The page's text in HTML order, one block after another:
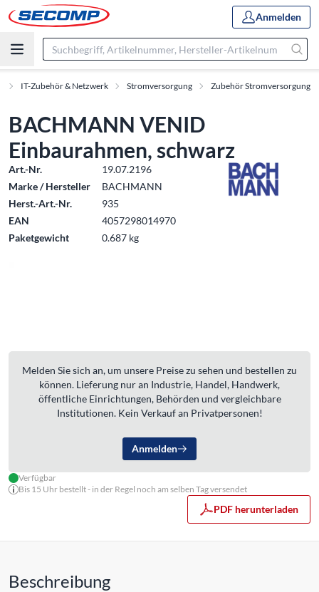
Anmelden
IT-Zubehör & Netzwerk Stromversorgung Zubehör Stromversorgung
BACHMANN VENID
Einbaurahmen, schwarz
Art.-Nr.
19.07.2196
Marke / Hersteller
BACHMANN
Herst.-Art.-Nr.
935
EAN
4057298014970
Paketgewicht
0.687 kg
Melden Sie sich an, um unsere Preise zu sehen und bestellen zu
können. Lieferung nur an Industrie, Handel, Handwerk,
öffentliche Einrichtungen, Behörden und vergleichbare
Institutionen. Kein Verkauf an Privatpersonen!
Anmelden
Verfügbar
Bis 15 Uhr bestellt - in der Regel noch am selben Tag versendet
PDF herunterladen
Beschreibung